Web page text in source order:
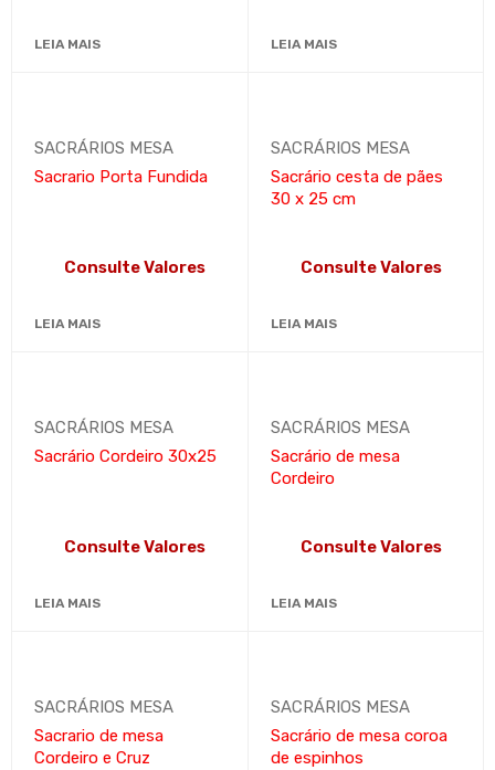
LEIA MAIS LEIA MAIS
SACRÁRIOS MESA
Sacrario Porta Fundida
Consulte Valores
LEIA MAIS
SACRÁRIOS MESA
Sacrário cesta de pães
30 x 25 cm
Consulte Valores
LEIA MAIS
SACRÁRIOS MESA
Sacrário Cordeiro 30x25
Consulte Valores
LEIA MAIS
SACRÁRIOS MESA
Sacrário de mesa
Cordeiro
Consulte Valores
LEIA MAIS
SACRÁRIOS MESA
Sacrario de mesa
Cordeiro e Cruz
SACRÁRIOS MESA
Sacrário de mesa coroa
de espinhos